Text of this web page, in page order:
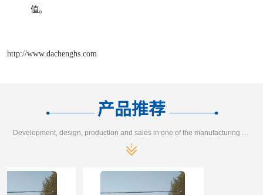
值。
http://www.dachenghs.com
产品推荐